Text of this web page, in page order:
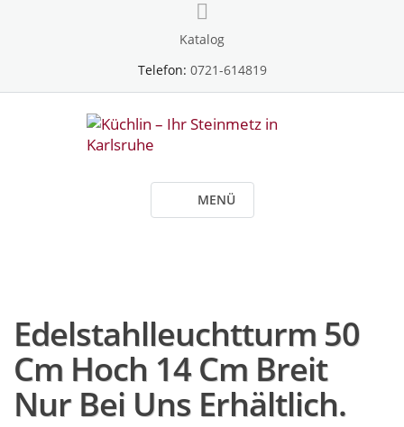
Katalog
Telefon: 0721-614819
MENÜ
Edelstahlleuchtturm 50
Cm Hoch 14 Cm Breit
Nur Bei Uns Erhältlich.